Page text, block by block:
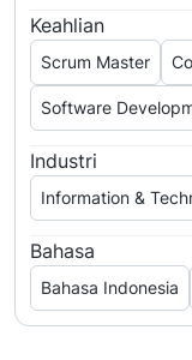
Keahlian
Scrum Master
Software
Industri
Information &
Bahasa
Bahasa Indonesia